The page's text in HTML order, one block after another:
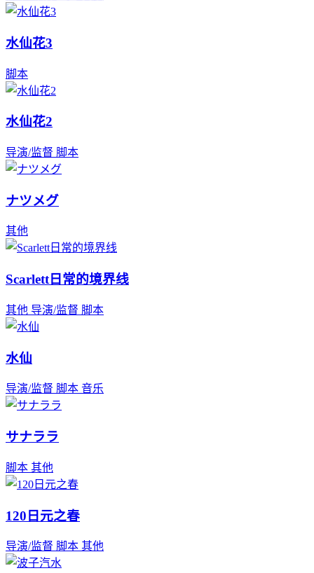
水仙花3
脚本
水仙花2
导演/监督 脚本
ナツメグ
其他
Scarlett日常的境界线
其他 导演/监督 脚本
水仙
导演/监督 脚本 音乐
サナララ
脚本 其他
120日元之春
导演/监督 脚本 其他